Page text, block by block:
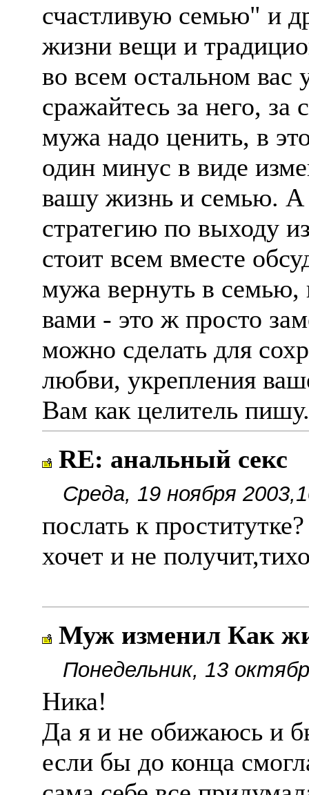
счастливую семью" и
жизни вещи и
во всем остальном вас
сражайтесь за него,
мужа надо ценить, в
один минус в виде
вашу жизнь и семью. А
стратегию по выходу
стоит всем вместе
мужа вернуть в семью,
вами - это ж просто
можно сделать для
любви, укрепления
Вам как целитель пишу.
RE: анальный секс
Среда, 19 ноября
послать к
хочет и не
Муж изменил Как
Понедельник, 13
Ника!
Да я и не обижаюсь и
если бы до конца